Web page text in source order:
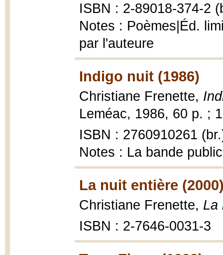
ISBN : 2-89018-374-2
Notes : Poèmes|Éd.
par l'auteure
Indigo nuit (1986)
Christiane Frenette,
Leméac, 1986, 60 p. ;
ISBN : 2760910261
Notes : La bande
La nuit entière
Christiane Frenette, La
ISBN : 2-7646-0031-3